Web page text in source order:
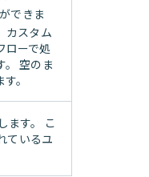
できま
カスタム
ローで処
。 空のま
。
ます。 こ
ているユ